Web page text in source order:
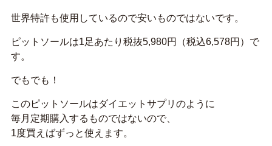
世界特許も使用しているので安いものではないです。
ピットソールは1足あたり税抜5,980円（税込6,578円）で
す。
でもでも！
このピットソールはダイエットサプリのように
毎月定期購入するものではないので、
1度買えばずっと使えます。